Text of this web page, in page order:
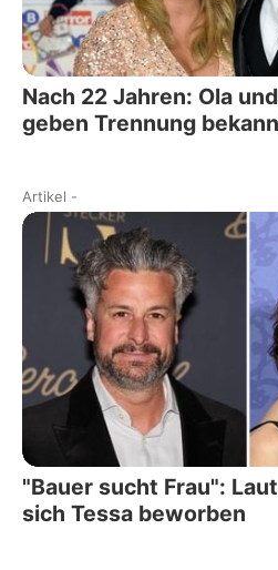
Nach 22 Jahren: Ola
geben Trennung
Artikel -
"Bauer sucht Frau":
sich Tessa beworben